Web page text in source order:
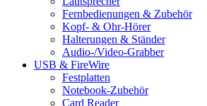
Fernbedienungen & Zubehör
Kopf- & Ohr-Hörer
Halterungen & Ständer
Audio-/Video-Grabber
USB & FireWire
Festplatten
Notebook-Zubehör
Card Reader